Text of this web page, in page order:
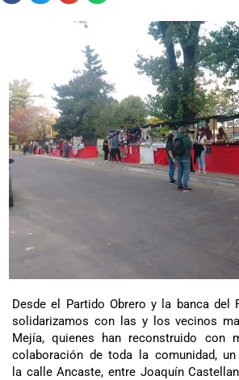
Desde el Partido Obrero y la banca del
solidarizamos con las y los vecinos
Mejía, quienes han reconstruido con
colaboración de toda la comunidad,
la calle Ancaste, entre Joaquín